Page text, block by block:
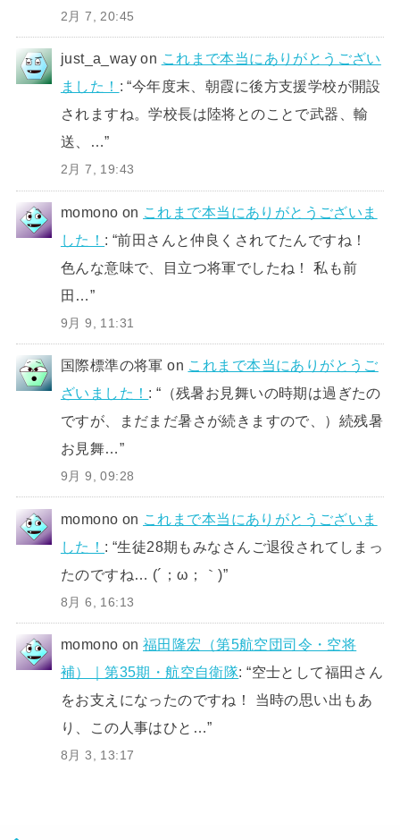
2月 7, 20:45
just_a_way on これまで本当にありがとうござい
ました！ : “今年度末、朝霞に後方支援学校が開設
されますね。学校長は陸将とのことで武器、輸
送、…”
2月 7, 19:43
momono on これまで本当にありがとうございま
した！ : “前田さんと仲良くされてたんですね！
色んな意味で、目立つ将軍でしたね！ 私も前
田…”
9月 9, 11:31
国際標準の将軍 on これまで本当にありがとうご
ざいました！ : “ （残暑お見舞いの時期は過ぎたの
ですが、まだまだ暑さが続きますので、）続残暑
お見舞…”
9月 9, 09:28
momono on これまで本当にありがとうございま
した！ : “生徒28期もみなさんご退役されてしまっ
たのですね… (´；ω；｀)”
8月 6, 16:13
momono on福田隆宏（第5航空団司令・空将
補）｜第35期・航空自衛隊: “空士として福田さん
をお支えになったのですね！ 当時の思い出もあ
り、この人事はひと…”
8月 3, 13:17